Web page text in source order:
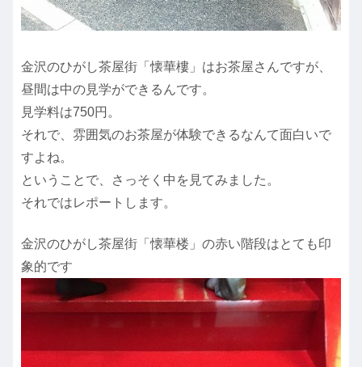
金沢のひがし茶屋街「懐華樓」はお茶屋さんですが、
昼間は中の見学ができるんです。
見学料は750円。
それで、雰囲気のお茶屋が体験できるなんて面白いで
すよね。
ということで、さっそく中を見てみました。
それではレポートします。
金沢のひがし茶屋街「懐華楼」の赤い階段はとても印
象的です